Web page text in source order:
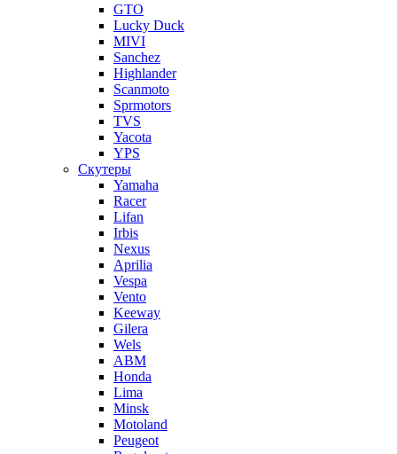
GTO
Lucky Duck
MIVI
Sanchez
Highlander
Scanmoto
Sprmotors
TVS
Yacota
YPS
Скутеры
Yamaha
Racer
Lifan
Irbis
Nexus
Aprilia
Vespa
Vento
Keeway
Gilera
Wels
ABM
Honda
Lima
Minsk
Motoland
Peugeot